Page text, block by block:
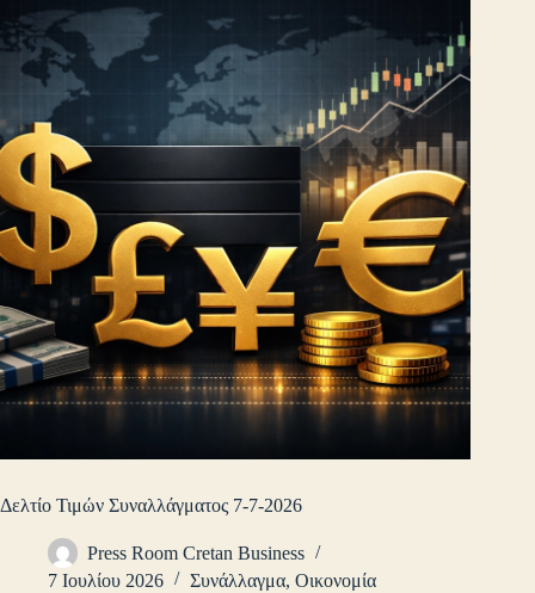
Δελτίο Τιμών Συναλλάγματος 7-7-2026
Press Room Cretan Business
7 Ιουλίου 2026
Συνάλλαγμα, Οικονομία